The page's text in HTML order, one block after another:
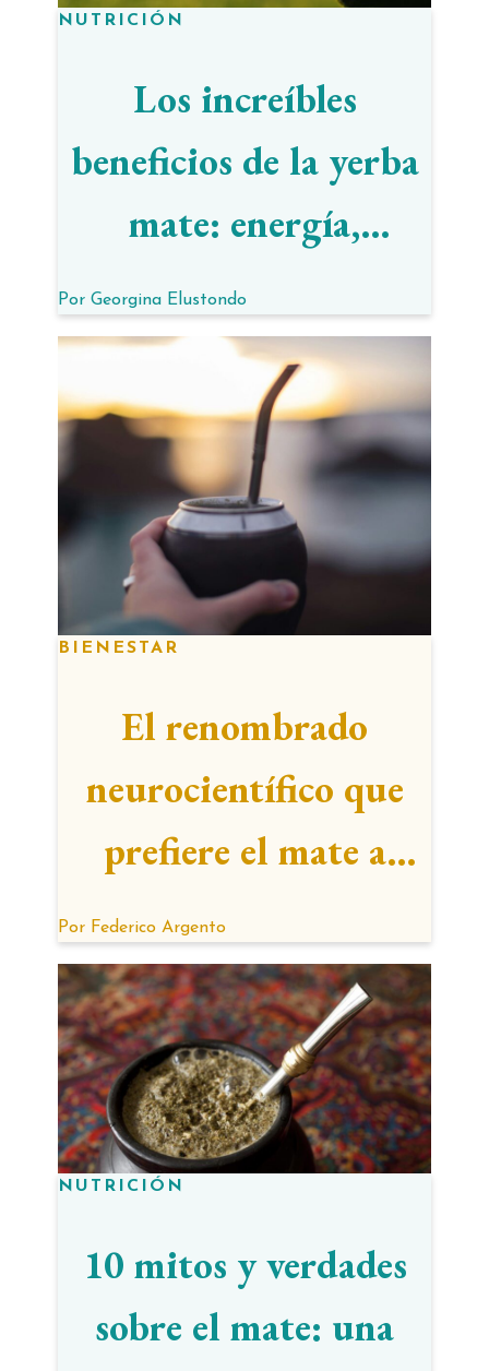
NUTRICIÓN
Los increíbles
beneficios de la yerba
mate: energía,
bienestar y
antioxidantes
Por Georgina Elustondo
BIENESTAR
El renombrado
neurocientífico que
prefiere el mate a
otras infusiones
Por Federico Argento
NUTRICIÓN
10 mitos y verdades
sobre el mate: una